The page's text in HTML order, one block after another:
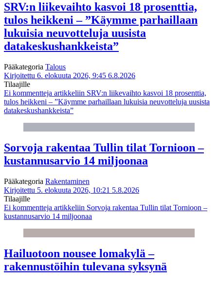
SRV:n liikevaihto kasvoi 18 prosenttia,
tulos heikkeni – ”Käymme parhaillaan
lukuisia neuvotteluja uusista
datakeskushankkeista”
Pääkategoria Talous
Kirjoitettu 6. elokuuta 2026, 9:45 6.8.2026
Tilaajille
Ei kommentteja artikkeliin SRV:n liikevaihto kasvoi 18 prosenttia,
tulos heikkeni – ”Käymme parhaillaan lukuisia neuvotteluja uusista
datakeskushankkeista”
Sorvoja rakentaa Tullin tilat Tornioon –
kustannusarvio 14 miljoonaa
Pääkategoria Rakentaminen
Kirjoitettu 5. elokuuta 2026, 10:21 5.8.2026
Tilaajille
Ei kommentteja artikkeliin Sorvoja rakentaa Tullin tilat Tornioon –
kustannusarvio 14 miljoonaa
Hailuotoon nousee lomakylä –
rakennustöihin tulevana syksynä